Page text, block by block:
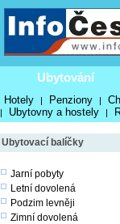
Ubytování
Hotely | Penziony |
| Ubytovny a hostely |
Ubytovací balíčky
Jarní pobyty
Letní dovolená
Podzim levněji
Zimní dovolená